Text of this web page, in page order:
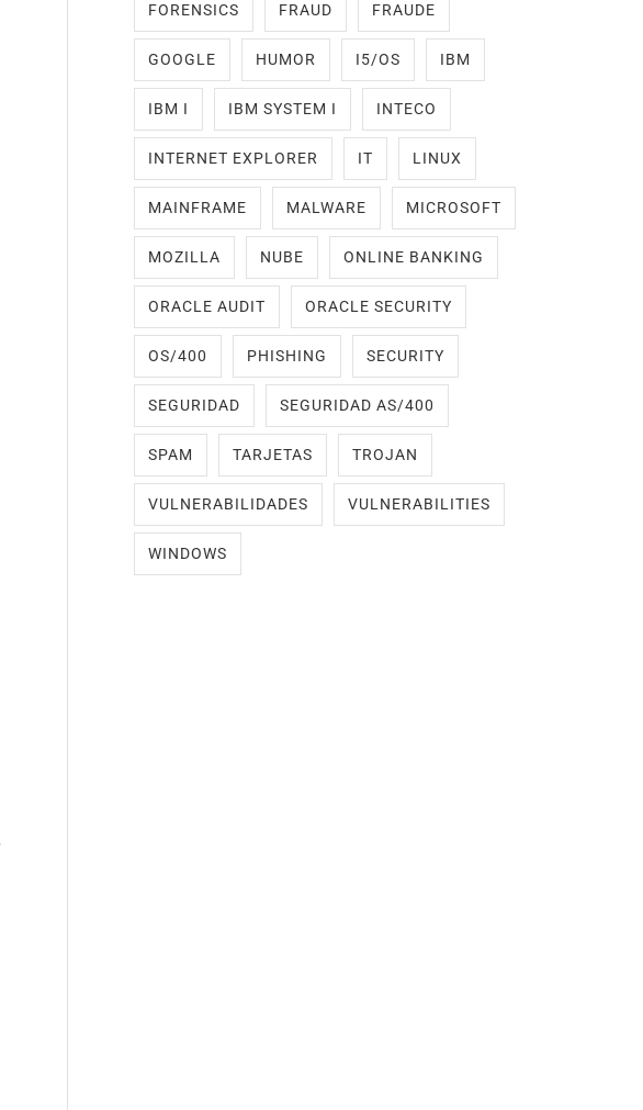
FORENSICS FRAUD FRAUDE
GOOGLE HUMOR I5/OS IBM
IBM I IBM SYSTEM I INTECO
INTERNET EXPLORER IT LINUX
MAINFRAME MALWARE MICROSOFT
MOZILLA NUBE ONLINE BANKING
ORACLE AUDIT ORACLE SECURITY
OS/400 PHISHING SECURITY
SEGURIDAD SEGURIDAD AS/400
SPAM TARJETAS TROJAN
VULNERABILIDADES VULNERABILITIES
WINDOWS